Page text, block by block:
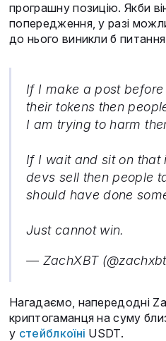
програшну позицію. Якби
попередження, у разі
до нього виникли б
If I make a post
their tokens then
I am trying to harm
If I wait and sit on that
devs sell then people
should have done
Just cannot win.
— ZachXBT
Нагадаємо, напередодні
криптогаманця на суму
у стейблкоїні USDT.